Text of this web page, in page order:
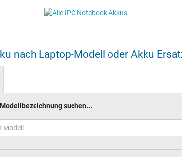
nach Laptop-Modell oder Akku
suchen...